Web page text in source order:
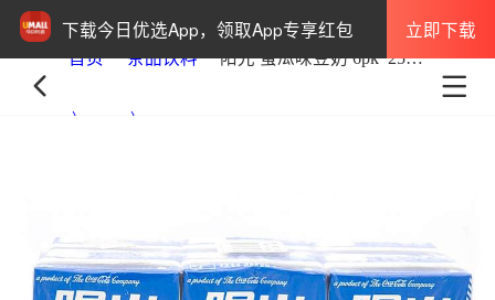
下载今日优选App，领取App专享红包 立即下载
首页 茶品饮料 阳光 蜜瓜味豆奶 6pk*250ml